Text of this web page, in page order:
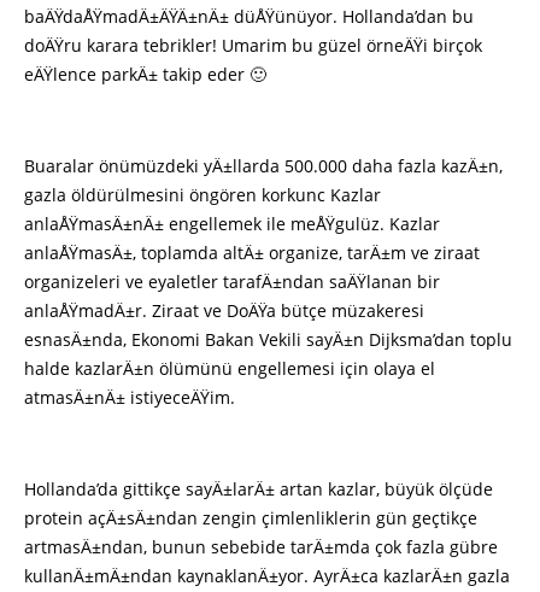
baÄŸdaÅŸmadÄ±ÄŸÄ±nÄ± düÅŸünüyor. Hollanda’dan bu
doÄŸru karara tebrikler! Umarim bu güzel örneÄŸi birçok
eÄŸlence parkÄ± takip eder 🙂
Buaralar önümüzdeki yÄ±llarda 500.000 daha fazla kazÄ±n,
gazla öldürülmesini öngören korkunc Kazlar
anlaÅŸmasÄ±nÄ± engellemek ile meÅŸgulüz. Kazlar
anlaÅŸmasÄ±, toplamda altÄ± organize, tarÄ±m ve ziraat
organizeleri ve eyaletler tarafÄ±ndan saÄŸlanan bir
anlaÅŸmadÄ±r. Ziraat ve DoÄŸa bütçe müzakeresi
esnasÄ±nda, Ekonomi Bakan Vekili sayÄ±n Dijksma’dan toplu
halde kazlarÄ±n ölümünü engellemesi için olaya el
atmasÄ±nÄ± istiyeceÄŸim.
Hollanda’da gittikçe sayÄ±larÄ± artan kazlar, büyük ölçüde
protein açÄ±sÄ±ndan zengin çimlenliklerin gün geçtikçe
artmasÄ±ndan, bunun sebebide tarÄ±mda çok fazla gübre
kullanÄ±mÄ±ndan kaynaklanÄ±yor. AyrÄ±ca kazlarÄ±n gazla